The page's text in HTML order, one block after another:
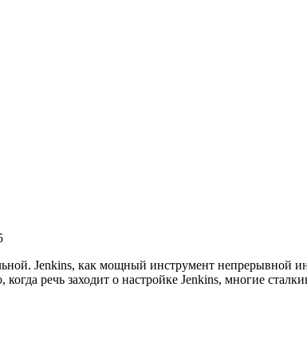
Jenkins, как мощный инструмент непрерывной
речь заходит о настройке Jenkins, многие